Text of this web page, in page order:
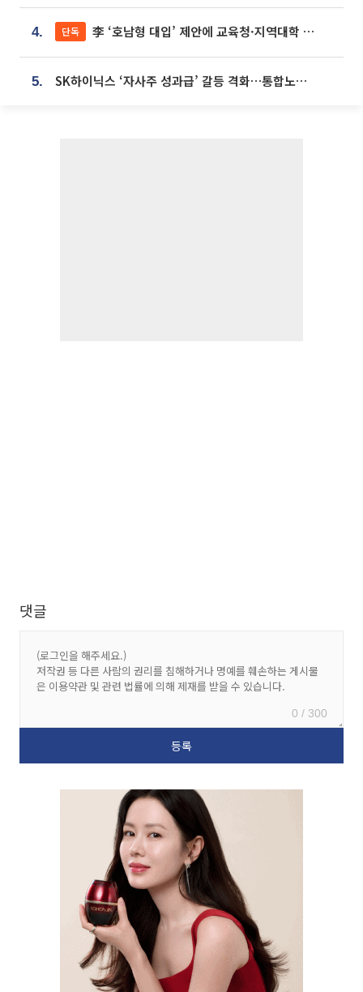
4. 단독 李 ‘호남형 대입’ 제안에 교육청·지역대학 서·논술형 입시 연계 '착수'
5. SK하이닉스 ‘자사주 성과급’ 갈등 격화…통합노조 출범 움직임
댓글
0 / 300